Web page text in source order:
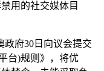
用的社交媒体目
政府30日向议会提交
台)规则》，将优